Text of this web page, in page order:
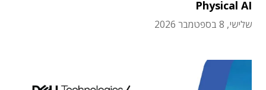
Physical AI
שלישי, 8 בספטמבר 2026